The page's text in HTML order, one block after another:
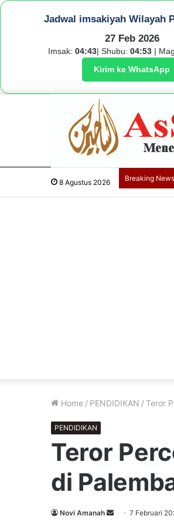
Jadwal imsakiyah Wilayah
27 Feb 2026
Imsak: 04:43| Shubu: 04:53 |
Kirim ke WhatsApp
8 Agustus 2026 Breaking News
Home / PENDIDIKAN /Teror
PENDIDIKAN
Teror
di
Novi Amanah
Send7 Februari